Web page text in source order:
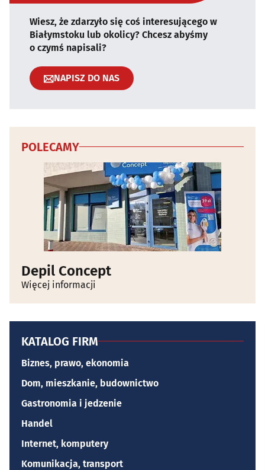
Wiesz, że zdarzyło się coś interesującego w
Białymstoku lub okolicy? Chcesz abyśmy
o czymś napisali?
NAPISZ DO NAS
POLECAMY
Depil Concept
Więcej informacji
KATALOG FIRM
Biznes, prawo, ekonomia
Dom, mieszkanie, budownictwo
Gastronomia i jedzenie
Handel
Internet, komputery
Komunikacja, transport